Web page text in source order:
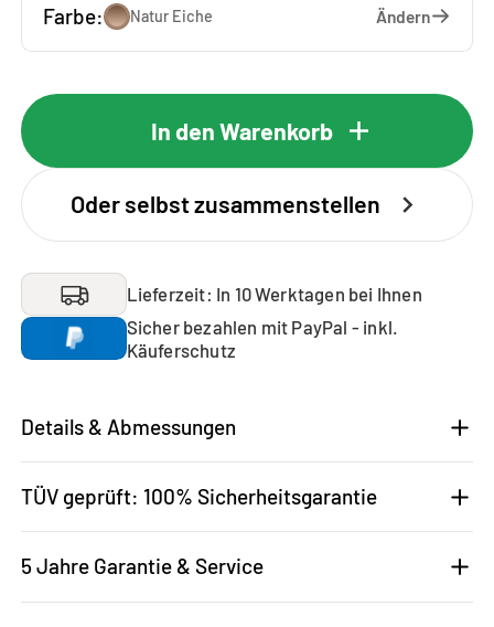
Farbe: Natur Eiche Ändern
In den Warenkorb
Oder selbst zusammenstellen
Lieferzeit: In 10 Werktagen bei Ihnen
Sicher bezahlen mit PayPal - inkl.
Käuferschutz
Details & Abmessungen
TÜV geprüft: 100% Sicherheitsgarantie
5 Jahre Garantie & Service